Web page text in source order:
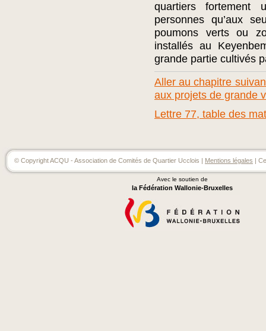
quartiers fortement
personnes qu’aux
poumons verts ou
installés au
grande partie cultivés
Aller au chapitre
aux projets de grande
Lettre 77, table des
© Copyright ACQU - Association de Comités de Quartier Ucclois | Mentions légales |
Avec le soutien de
la Fédération Wallonie-Bruxelles